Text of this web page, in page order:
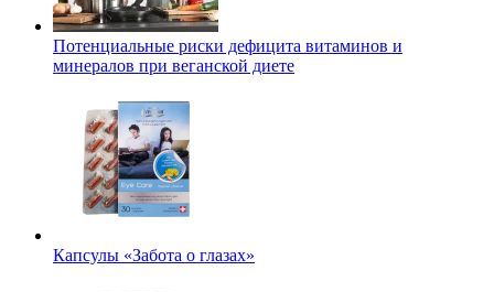
Потенциальные риски дефицита витаминов и
минералов при веганской диете
Капсулы «Забота о глазах»